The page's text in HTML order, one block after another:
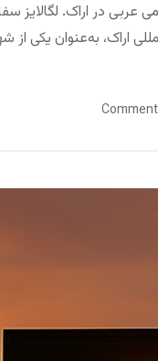
عربی در اراک. لگالایز
اراک، به‌عنوان یکی